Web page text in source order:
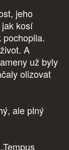
jeho
kosí
A
už byly
olizovat
ale plný